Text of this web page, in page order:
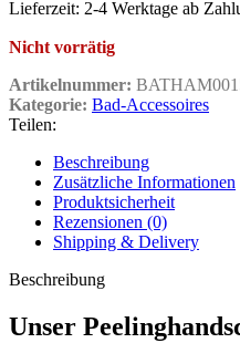
Lieferzeit: 2-4 Werktage ab
Nicht vorrätig
Artikelnummer:
Kategorie: Bad-Accessoires
Teilen:
Beschreibung
Zusätzliche Informationen
Produktsicherheit
Rezensionen (0)
Shipping & Delivery
Beschreibung
Unser